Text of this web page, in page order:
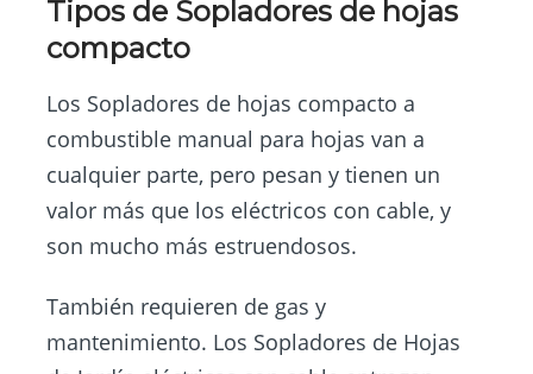
Tipos de Sopladores de hojas
compacto
Los Sopladores de hojas compacto a
combustible manual para hojas van a
cualquier parte, pero pesan y tienen un
valor más que los eléctricos con cable, y
son mucho más estruendosos.
También requieren de gas y
mantenimiento. Los Sopladores de Hojas